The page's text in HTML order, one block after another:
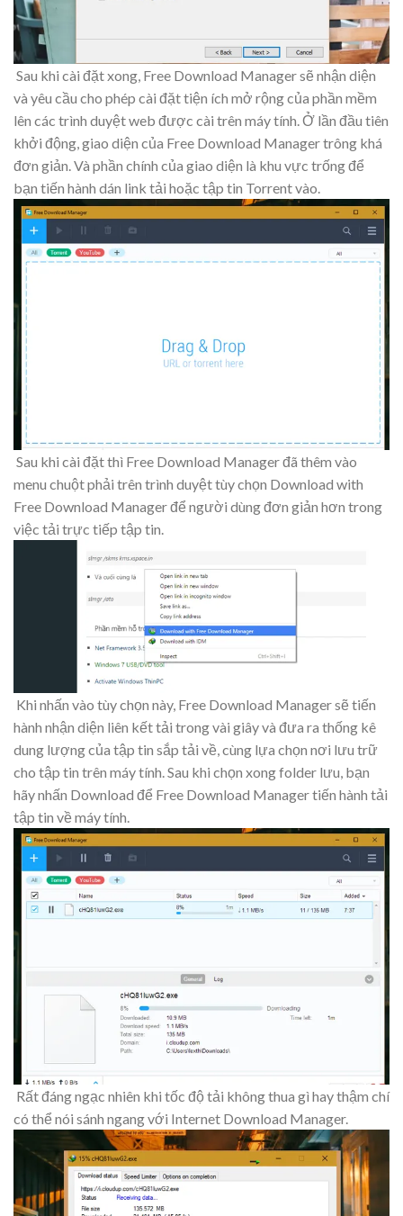
Sau khi cài đặt xong, Free Download Manager sẽ nhận diện
và yêu cầu cho phép cài đặt tiện ích mở rộng của phần mềm
lên các trình duyệt web được cài trên máy tính. Ở lần đầu tiên
khởi động, giao diện của Free Download Manager trông khá
đơn giản. Và phần chính của giao diện là khu vực trống để
bạn tiến hành dán link tải hoặc tập tin Torrent vào.
Sau khi cài đặt thì Free Download Manager đã thêm vào
menu chuột phải trên trình duyệt tùy chọn Download with
Free Download Manager để người dùng đơn giản hơn trong
việc tải trực tiếp tập tin.
Khi nhấn vào tùy chọn này, Free Download Manager sẽ tiến
hành nhận diện liên kết tải trong vài giây và đưa ra thống kê
dung lượng của tập tin sắp tải về, cùng lựa chọn nơi lưu trữ
cho tập tin trên máy tính. Sau khi chọn xong folder lưu, bạn
hãy nhấn Download để Free Download Manager tiến hành tải
tập tin về máy tính.
Rất đáng ngạc nhiên khi tốc độ tải không thua gì hay thậm chí
có thể nói sánh ngang với Internet Download Manager.